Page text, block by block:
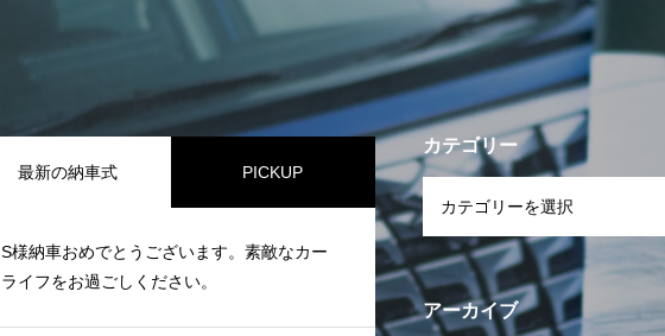
最新の納車式 PICKUP
S様納車おめでとうございます。素敵なカー
ライフをお過ごしください。
カテゴリー
アーカイブ